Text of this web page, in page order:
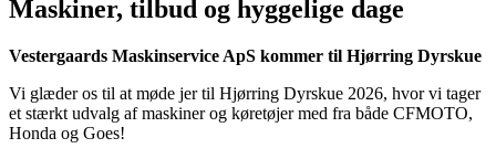
Maskiner, tilbud og hyggelige dage
Vestergaards Maskinservice ApS kommer til Hjørring Dyrskue
Vi glæder os til at møde jer til Hjørring Dyrskue 2026, hvor vi tager
et stærkt udvalg af maskiner og køretøjer med fra både CFMOTO,
Honda og Goes!